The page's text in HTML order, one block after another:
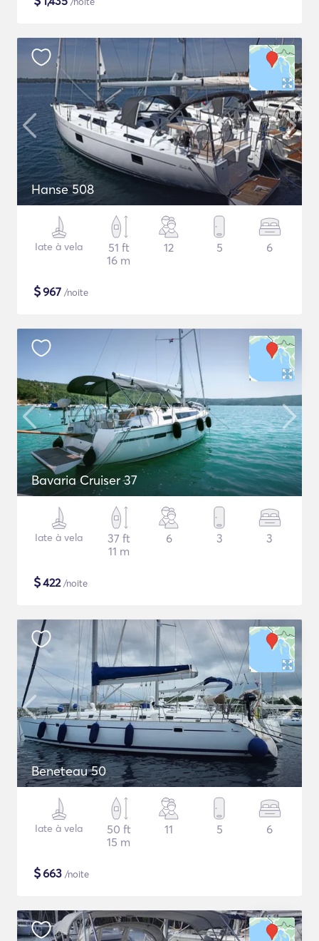
Hanse 508
Iate à vela
51 ft
16 m
12 5 6
$967 /noite
Bavaria Cruiser 37
Iate à vela
37 ft
11 m
6 3 3
$422/noite
Beneteau 50
Iate à vela
50 ft
15 m
11 5 6
$663 /noite